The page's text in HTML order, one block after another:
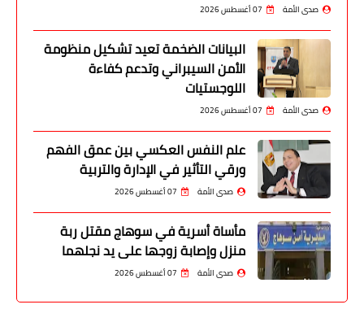
صدى الأمة 07 أغسطس 2026
البيانات الضخمة تعيد تشكيل منظومة
الأمن السيبراني وتدعم كفاءة
اللوجستيات
صدى الأمة 07 أغسطس 2026
علم النفس العكسي بين عمق الفهم
ورقي التأثير في الإدارة والتربية
صدى الأمة 07 أغسطس 2026
مأساة أسرية في سوهاج مقتل ربة
منزل وإصابة زوجها على يد نجلهما
صدى الأمة 07 أغسطس 2026